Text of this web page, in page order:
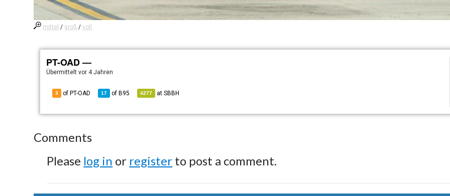
mittel / groß /voll
PT-OAD —
Übermitteltvor 4 Jahren
3 of PT-OAD 17 of B95 4277 atSBBH
Comments
Please log in or register to post a comment.